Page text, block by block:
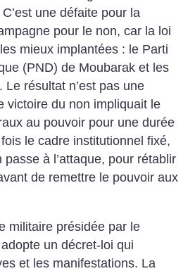
une défaite pour la
pour le non, car la loi
mieux implantées : le Parti
(PND) de Moubarak et les
résultat n’est pas une
victoire du non impliquait le
au pouvoir pour une durée
le cadre institutionnel fixé,
à l’attaque, pour rétablir
de remettre le pouvoir aux
militaire présidée par le
un décret-loi qui
et les manifestations. La